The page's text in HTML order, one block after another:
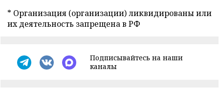
* Организация (организации) ликвидированы или
их деятельность запрещена в РФ
Подписывайтесь на наши
каналы